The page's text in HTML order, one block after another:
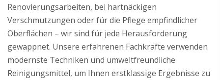
Renovierungsarbeiten, bei hartnäckigen
Verschmutzungen oder für die Pflege empfindlicher
Oberflächen – wir sind für jede Herausforderung
gewappnet. Unsere erfahrenen Fachkräfte verwenden
modernste Techniken und umweltfreundliche
Reinigungsmittel, um Ihnen erstklassige Ergebnisse zu